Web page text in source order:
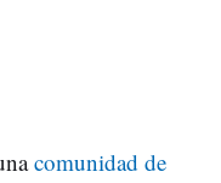
comunidad de